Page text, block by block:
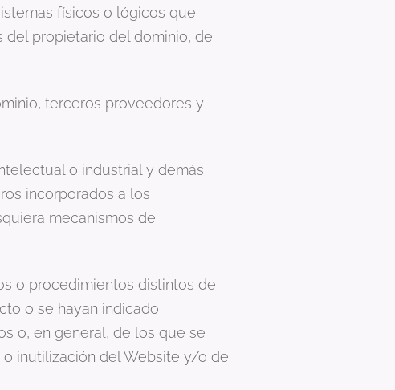
físicos o lógicos que
propietario del dominio, de
terceros proveedores y
o industrial y demás
incorporados a los
mecanismos de
o procedimientos distintos de
o se hayan indicado
o, en general, de los que se
inutilización del Website y/o de